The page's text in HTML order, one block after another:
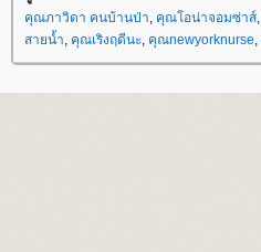
คุณภาวิดา คนบ้านป่า, คุณโอน่าจอมซ่าส์,
สายน้ำ, คุณเริงฤดีนะ, คุณnewyorknurse,